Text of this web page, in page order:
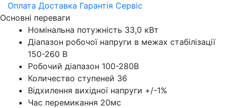
Оплата Доставка Гарантія Сервіс
Основні переваги
Номінальна потужність 33,0 кВт
Діапазон робочої напруги в межах стабілізації
150-260 В
Робочий діапазон 100-280В
Количество ступеней 36
Відхилення вихідної напруги +/-1%
Час перемикання 20мс